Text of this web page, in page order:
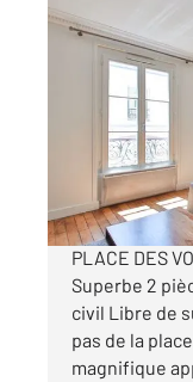
PARIS 75003
49,98 m2, 2
Ref : 10284
3
par mois
PLACE DES
Superbe 2
civil Libre de
pas de la
magnifique